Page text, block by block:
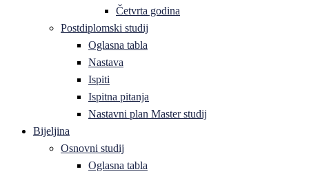
Četvrta godina
Postdiplomski studij
Oglasna tabla
Nastava
Ispiti
Ispitna pitanja
Nastavni plan Master studij
Bijeljina
Osnovni studij
Oglasna tabla